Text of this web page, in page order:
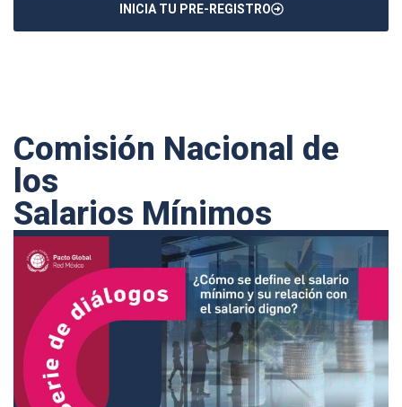
INICIA TU PRE-REGISTRO
Comisión Nacional de
los
Salarios Mínimos